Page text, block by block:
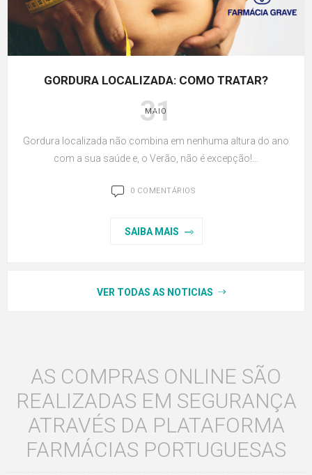
GORDURA LOCALIZADA: COMO TRATAR?
31
MAIO
Gordura localizada não combina em nenhuma altura do ano
com a sua saúde e, o Verão, não é excepção!...
0 COMENTÁRIOS
SAIBA MAIS
VER TODAS AS NOTICIAS
AS COMPRAS ONLINE SÃO
REALIZADAS EM SEGURANÇA
ATRAVÉS DA PLATAFORMA
FARMÁCIAS PORTUGUESAS